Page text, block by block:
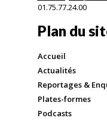
01.75.77.24.00
Plan du
Accueil
Actualités
Reportages &
Plates-formes
Podcasts